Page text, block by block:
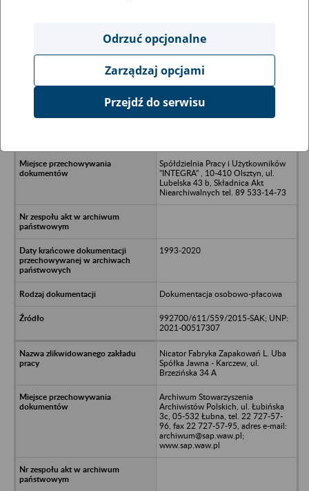
Ukryj wszystkie pozycje bazy
Zakład Stolarski Stanisław Towcik,
Spółdzielnia Pracy i Użytkowników
"INTEGRA" , 10-410 Olsztyn, ul.
Lubelska 43 b, Składnica Akt
Niearchiwalnych tel. 89 533-14-73
1993-2020
Dokumentacja osobowo-płacowa
992700/611/559/2015-SAK; UNP:
2021-00517307
Nicator Fabryka Zapakowań L. Uba
Spółka Jawna - Karczew, ul.
Brzezińska 34 A
Archiwum Stowarzyszenia
Archiwistów Polskich, ul. Łubińska
3c, 05-532 Łubna, tel. 22 727-57-
96, fax 22 727-57-95, adres e-mail:
archiwum@sap.waw.pl;
www.sap.waw.pl
Odrzuć opcjonalne
Zarządzaj opcjami
Przejdź do serwisu